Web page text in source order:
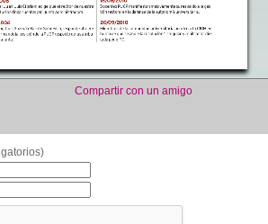
Compartir con un amigo